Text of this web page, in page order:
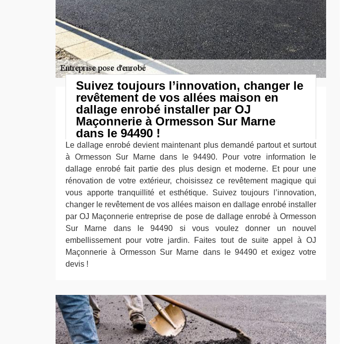
Suivez toujours l’innovation, changer le
revêtement de vos allées maison en
dallage enrobé installer par OJ
Maçonnerie à Ormesson Sur Marne
dans le 94490 !
Le dallage enrobé devient maintenant plus demandé partout et surtout
à Ormesson Sur Marne dans le 94490. Pour votre information le
dallage enrobé fait partie des plus design et moderne. Et pour une
rénovation de votre extérieur, choisissez ce revêtement magique qui
vous apporte tranquillité et esthétique. Suivez toujours l’innovation,
changer le revêtement de vos allées maison en dallage enrobé installer
par OJ Maçonnerie entreprise de pose de dallage enrobé à Ormesson
Sur Marne dans le 94490 si vous voulez donner un nouvel
embellissement pour votre jardin. Faites tout de suite appel à OJ
Maçonnerie à Ormesson Sur Marne dans le 94490 et exigez votre
devis !